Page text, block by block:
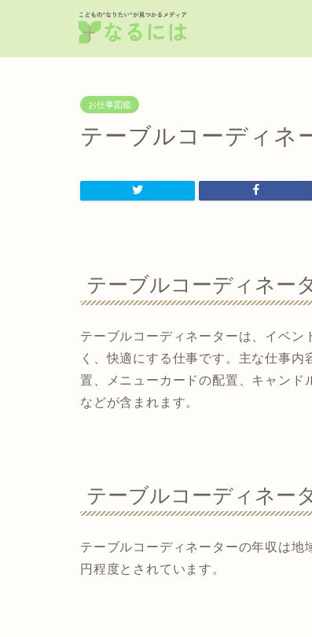
お仕事図鑑
テーブルコーディネ
テーブルコーディネー
テーブルコーディネーターは、イベン
く、快適にする仕事です。主な仕事
置、メニューカードの配置、キャンド
などが含まれます。
テーブルコーディネー
テーブルコーディネーターの年収は
円程度とされています。